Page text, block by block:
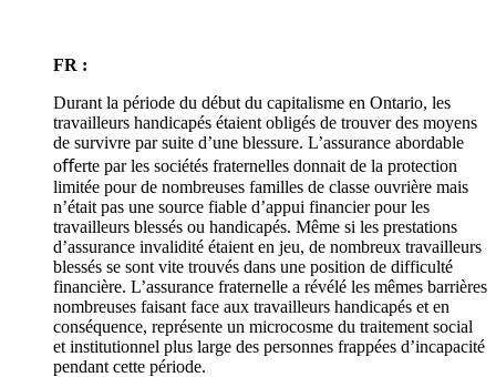
FR :
Durant la période du début du capitalisme en Ontario, les
travailleurs handicapés étaient obligés de trouver des moyens
de survivre par suite d’une blessure. L’assurance abordable
oﬀerte par les sociétés fraternelles donnait de la protection
limitée pour de nombreuses familles de classe ouvrière mais
n’était pas une source fiable d’appui financier pour les
travailleurs blessés ou handicapés. Même si les prestations
d’assurance invalidité étaient en jeu, de nombreux travailleurs
blessés se sont vite trouvés dans une position de difficulté
financière. L’assurance fraternelle a révélé les mêmes barrières
nombreuses faisant face aux travailleurs handicapés et en
conséquence, représente un microcosme du traitement social
et institutionnel plus large des personnes frappées d’incapacité
pendant cette période.